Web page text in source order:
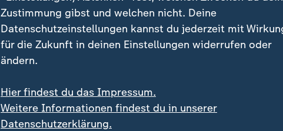
Interview
So viele Hitzetote wie nie
Liveblog
Zustimmung gibst und welchen nicht. Deine
Datenschutzeinstellungen kannst du jederzeit mit
für die Zukunft in deinen Einstellungen widerrufen oder
ändern.
Hier findest du das Impressum.
Weitere Informationen findest du in unserer
Datenschutzerklärung.